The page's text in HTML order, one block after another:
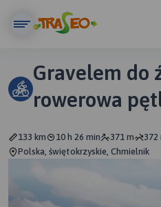
Gravelem do
rowerowa
133 km 10 h 26 min 371 m
372
Polska, świętokrzyskie, Chmielnik